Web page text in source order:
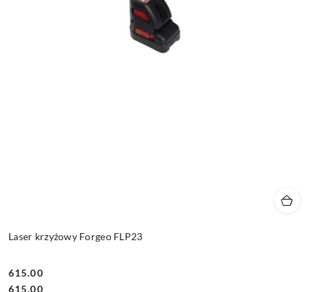
Laser krzyżowy Forgeo FLP23
Cena:
615.00
Cena:
615.00